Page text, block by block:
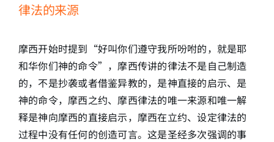
律法的来源
摩西开始时提到“好叫你们遵守我所吩咐的，就是耶
和华你们神的命令”，摩西传讲的律法不是自己制造
的，不是抄袭或者借鉴异教的，是神直接的启示、是
神的命令，摩西之约、摩西律法的唯一来源和唯一解
释是神向摩西的直接启示，摩西在立约、设定律法的
过程中没有任何的创造可言。这是圣经多次强调的事